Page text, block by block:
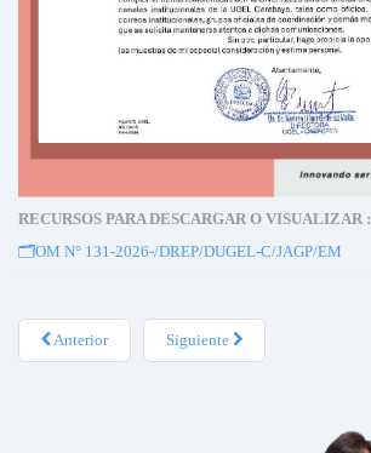
RECURSOS PARA DESCARGAR O VISUALIZAR :
🗂️OM N° 131-2026-/DREP/DUGEL-C/JAGP/EM
Anterior Siguiente